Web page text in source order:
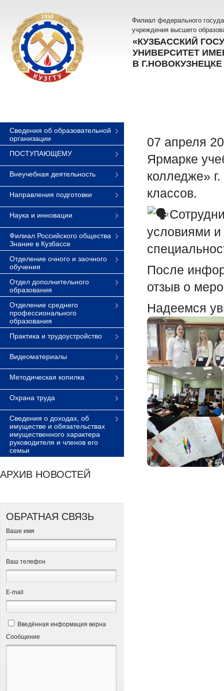
Филиал федерального
учреждения высшего
«КУЗБАССКИЙ
УНИВЕРСИТЕТ
В Г.НОВОКУЗНЕЦКЕ
Сведения об образовательной
организации
ПОСТУПАЮЩЕМУ
Внеучебная деятельность
Направления подготовки
Наука и инновации
Филиал Российского общества
Знание в Кузбассе
Отделение очного и заочного
обучения
Отдел дополнительного
образования
Отделение среднего
профессионального
образования
Практика и трудоустройство
Видеоматериалы
Методическая копилка
Охрана труда
Сведения о доходах, об
имуществе и обязательствах
имущественного характера
руководителя и членов его
семьи
АРХИВ НОВОСТЕЙ
ОБРАТНАЯ СВЯЗЬ
Ваше имя
Ваш телефон
Е-mail
Введённая информация верна
Сообщение
07 апреля
Ярмарке
колледже»
классов.
условиями и
После
отзыв о
Надеемся